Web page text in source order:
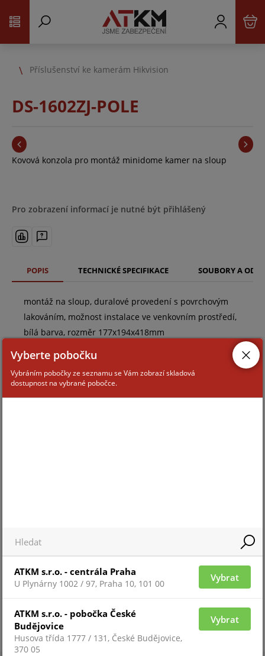
Příslušenství ke kamerám Hikvision
DS-1602ZJ-POLE
Kovová konzola pro montáž minidome kamer na sloup
Pro zobrazení informací je nutné být přihlášený
POPIS TECHNICKÉ SPECIFIKACE SOUBORY A
montáž na sloup, duralové provedení s povrchovým
lakováním, možnost instalace ve venkovním prostředí,
bílá barva, rozměr 177x194x418mm
ZAŘAZENÍ ZBOŽÍ
Vyberte pobočku
Vybráním pobočky ze seznamu se Vám zobrazí skladová
dostupnost na vybrané pobočce.
ATKM s.r.o. - centrála Praha
U Plynárny 1002 / 97, Praha 10, 101 00
Vybrat
ATKM s.r.o. - pobočka České
Budějovice
Husova třída 1777 / 131, České Budějovice,
370 05
Vybrat